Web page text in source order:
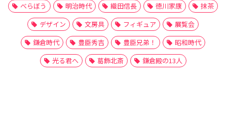
べらぼう
明治時代 織田信長 徳川家康
抹茶
デザイン
文房具 フィギュア
展覧会
鎌倉時代
豊臣秀吉 豊臣兄弟！
昭和時代
光る君へ
葛飾北斎 鎌倉殿の13人